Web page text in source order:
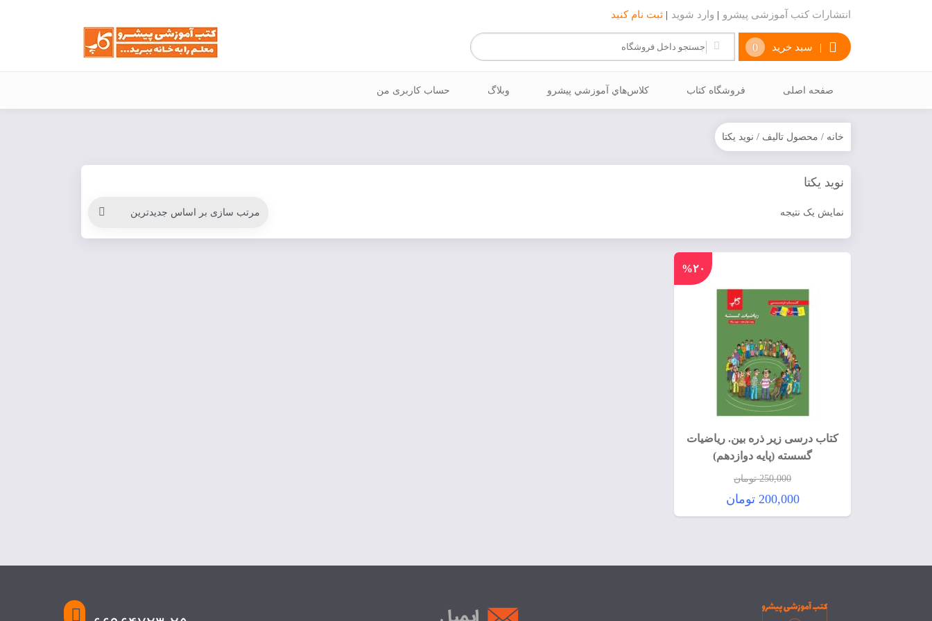
انتشارات کتب آموزشی پیشرو | وارد شوید | ثبت نام کنید
| سبد خرید 0
صفحه اصلی فروشگاه کتاب كلاس‌هاي آموزشي پيشرو وبلاگ حساب کاربری من
خانه / محصول تالیف / نوید یکتا
نوید یکتا
نمایش یک نتیجه
کتاب درسی زیر ذره بین. ریاضیات
گسسته (پایه دوازدهم)
250,000 تومان
قیمت
اصلی:
200,000 تومان
قیمت
%۲۰